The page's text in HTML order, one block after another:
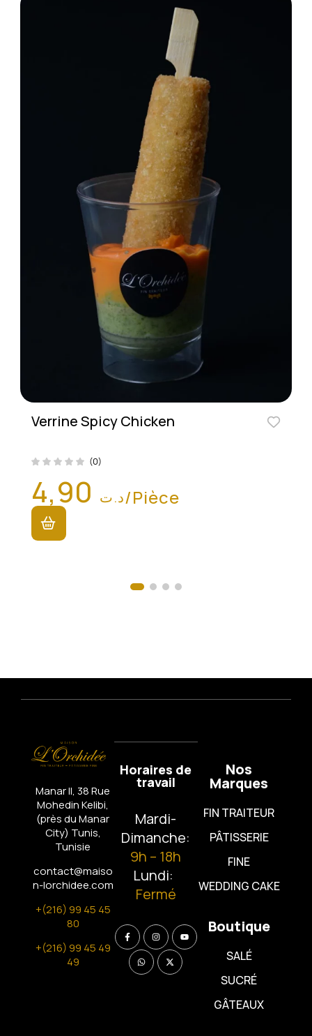
Verrine Spicy Chicken
(0)
د.ت/Pièce
Manar II, 38 Rue
Mohedin Kelibi,
(près du Manar
City) Tunis,
Tunisie
contact@maiso
n-lorchidee.com
+(216) 99 45 45
80
+(216) 99 45 49
49
Nos
Marques
FIN TRAITEUR
PÂTISSERIE
FINE
WEDDING CAKE
Boutique
SALÉ
SUCRÉ
GÂTEAUX
Horaires de
travail
Mardi-
Dimanche:
9h – 18h
Lundi:
Fermé